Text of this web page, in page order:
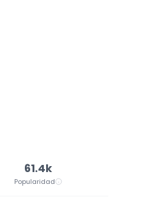
61.4k
Popularidad